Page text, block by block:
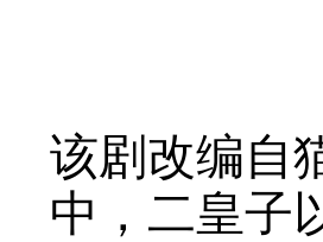
该剧改编自
中，二皇子